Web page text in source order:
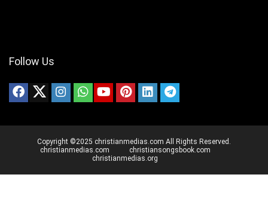
Follow Us
Copyright ©2025 christianmedias.com All Rights Reserved.
christianmedias.com
christiansongsbook.com
christianmedias.org